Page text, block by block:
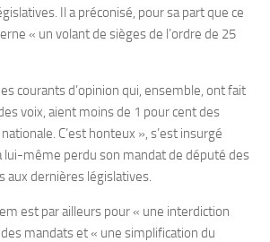
Il a préconisé, pour sa part que ce
« un volant de sièges de l’ordre de 25
courants d’opinion qui, ensemble, ont fait
voix, aient moins de 1 pour cent des
C’est honteux », s’est insurgé
lui-même perdu son mandat de député des
aux dernières législatives.
est par ailleurs pour « une interdiction
mandats et « une simplification du